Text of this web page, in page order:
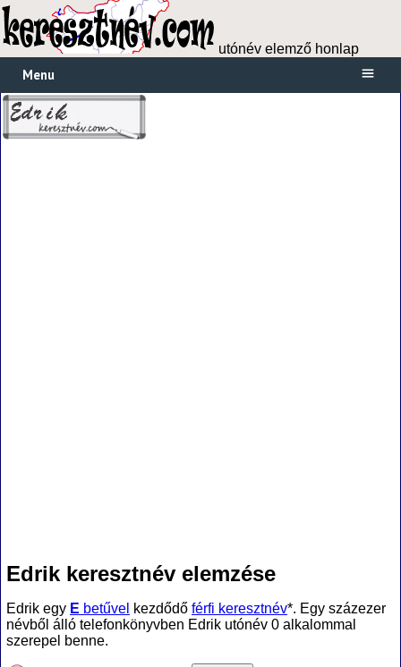
utónév elemző honlap
Menu
Edrik keresztnév elemzése
Edrik egy E betűvel kezdődő férfi keresztnév*. Egy százezer
névből álló telefonkönyvben Edrik utónév 0 alkalommal
szerepel benne.